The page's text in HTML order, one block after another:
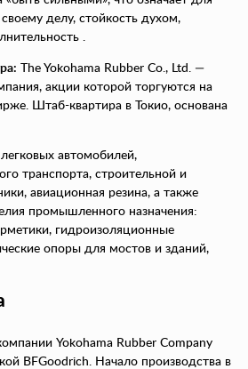
делу, стойкость духом,
.
The Yokohama Rubber Co., Ltd. —
акции которой торгуются на
Штаб-квартира в Токио, основана
автомобилей,
транспорта, строительной и
авиационная резина, а также
промышленного назначения:
гидроизоляционные
опоры для мостов и зданий,
Yokohama Rubber Company
BFGoodrich. Начало производства в